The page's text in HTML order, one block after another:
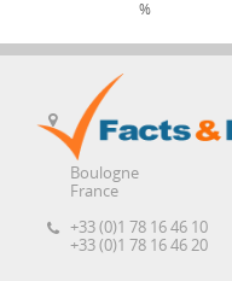
%
Boulogne
France
+33 (0)1 78 16 46 10
+33 (0)1 78 16 46 20